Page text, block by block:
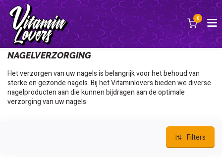
0
Terug
NAGELVERZORGING
Het verzorgen van uw nagels is belangrijk voor het behoud van
sterke en gezonde nagels. Bij het Vitaminlovers bieden we diverse
nagelproducten aan die kunnen bijdragen aan de optimale
verzorging van uw nagels.
Filters